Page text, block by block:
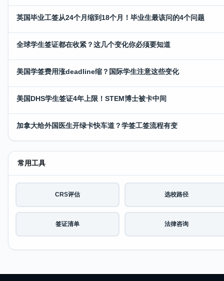
英国毕业工签从24个月缩到18个月！毕业生最该问的4个问题
全球学生签证都在收紧？这几个变化你必须要知道
美国学签费用涨deadline缩？国际学生注意这些变化
美国DHS学生签证4年上限！STEM博士被卡中间
加拿大给外国医生开绿卡快车道？学签工签流程有变
常用工具
CRS评估 选校路径
签证清单 法律咨询